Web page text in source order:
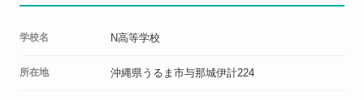
学校名 N高等学校
所在地 沖縄県うるま市与那城伊計224